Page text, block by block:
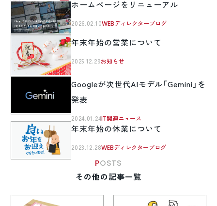
ホームページをリニューアル
2026.02.10WEBディレクターブログ
年末年始の営業について
2025.12.29お知らせ
Googleが次世代AIモデル「Gemini」を
発表
2024.01.24IT関連ニュース
年末年始の休業について
2023.12.28WEBディレクターブログ
POSTS
その他の記事一覧